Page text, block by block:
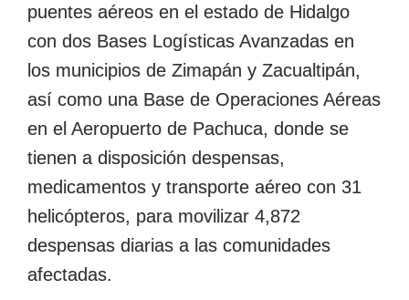
puentes aéreos en el estado de Hidalgo
con dos Bases Logísticas Avanzadas en
los municipios de Zimapán y Zacualtipán,
así como una Base de Operaciones Aéreas
en el Aeropuerto de Pachuca, donde se
tienen a disposición despensas,
medicamentos y transporte aéreo con 31
helicópteros, para movilizar 4,872
despensas diarias a las comunidades
afectadas.